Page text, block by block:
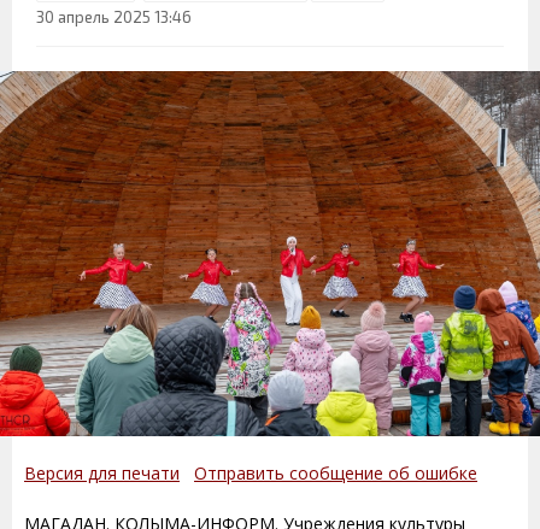
30 апрель 2025 13:46
Версия для печати Отправить сообщение об ошибке
МАГАДАН. КОЛЫМА-ИНФОРМ. Учреждения культуры